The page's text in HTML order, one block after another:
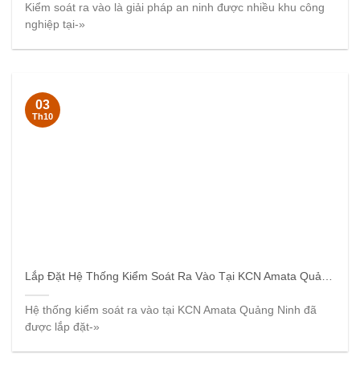
Kiểm soát ra vào là giải pháp an ninh được nhiều khu công
nghiệp tại-»
Lắp Đặt Hệ Thống Kiểm Soát Ra Vào Tại KCN Amata Quảng Ninh
Hệ thống kiểm soát ra vào tại KCN Amata Quảng Ninh đã
được lắp đặt-»
03
Th10